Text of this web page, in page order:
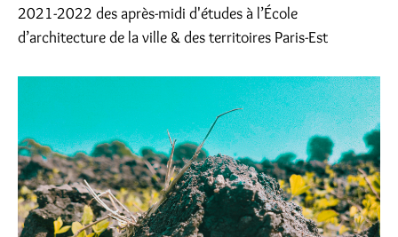
2021-2022 des après-midi d'études à l’École
d’architecture de la ville & des territoires Paris-Est